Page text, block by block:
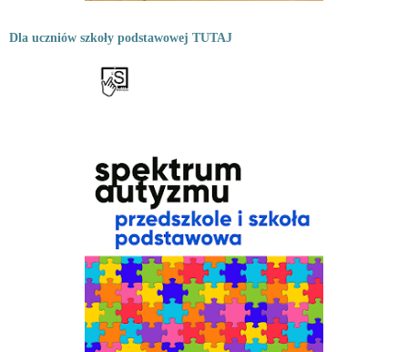
Dla uczniów szkoły podstawowej TUTAJ